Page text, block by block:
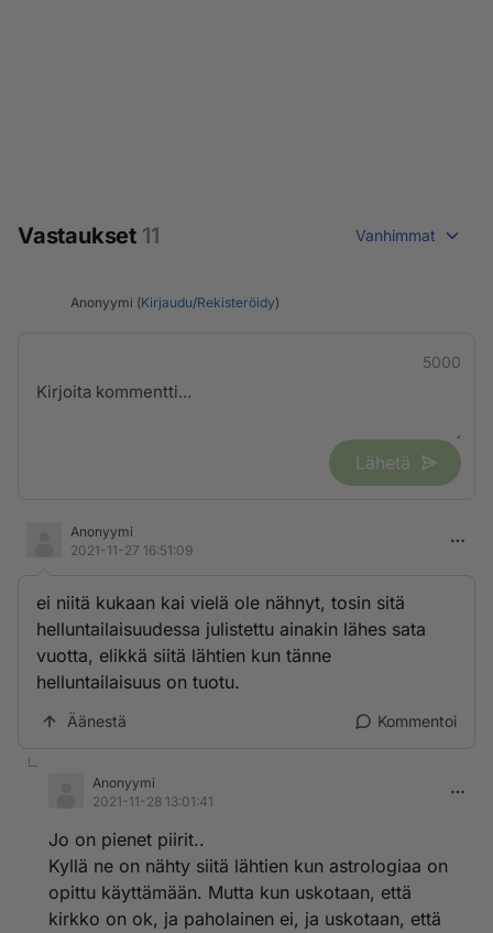
Vastaukset 11 Vanhimmat
Anonyymi (Kirjaudu/Rekisteröidy)
5000
Lähetä
Anonyymi
2021-11-27 16:51:09
ei niitä kukaan kai vielä ole nähnyt, tosin sitä
helluntailaisuudessa julistettu ainakin lähes sata
vuotta, elikkä siitä lähtien kun tänne
helluntailaisuus on tuotu.
Äänestä Kommentoi
Anonyymi
2021-11-28 13:01:41
Jo on pienet piirit..
Kyllä ne on nähty siitä lähtien kun astrologiaa on
opittu käyttämään. Mutta kun uskotaan, että
kirkko on ok, ja paholainen ei, ja uskotaan, että